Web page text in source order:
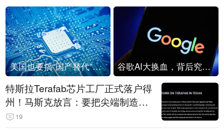
美国也要搞“国产替代”？先算清三笔账 谷歌AI大换血，背后究竟发生了什么？
特斯拉Terafab芯片工厂正式落户得
州！马斯克放言：要把尖端制造带
回美国
19